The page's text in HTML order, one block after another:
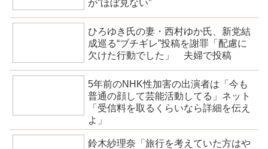
が”ほぼ見ない”
ひろゆき氏の妻・西村ゆか氏、新党結
成巡る“ブチギレ”投稿を謝罪「配慮に
欠けた行動でした」 夫婦で投稿
5年前のNHK性加害の出演者は「今も
普通の顔して芸能活動してる」ネット
「受信料を取るくらいなら詳細を伝え
よ」
鈴木紗理奈「旅行を考えていた方はや